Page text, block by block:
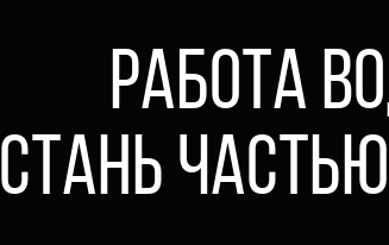
РАБОТА
СТАНЬ